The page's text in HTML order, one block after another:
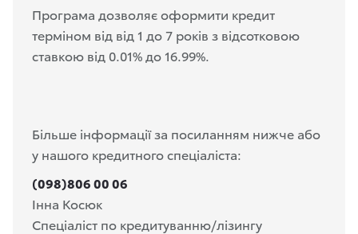
Програма дозволяє оформити кредит
терміном від від 1 до 7 років з відсотковою
ставкою від 0.01% до 16.99%.
Більше інформації за посиланням нижче або
у нашого кредитного спеціаліста:
(098)806 00 06
Інна Косюк
Спеціаліст по кредитуванню/лізингу